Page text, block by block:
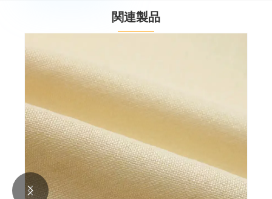
関連製品

